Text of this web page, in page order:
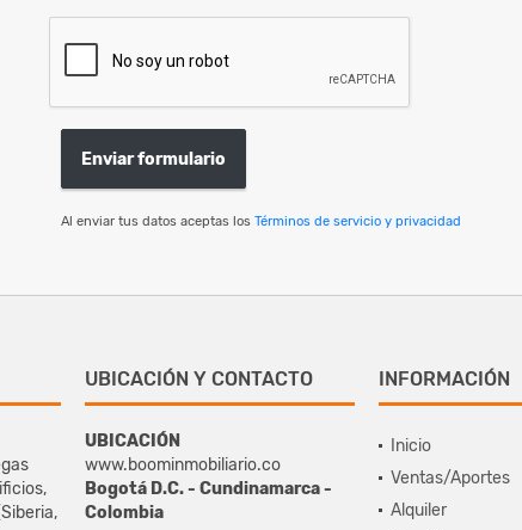
Enviar formulario
Al enviar tus datos aceptas los Términos de servicio y privacidad
UBICACIÓN Y CONTACTO
UBICACIÓN
www.boominmobiliario.co
Bogotá D.C. - Cundinamarca -
Colombia
INFORMACIÓN
Inicio
Ventas/Aportes
Alquiler